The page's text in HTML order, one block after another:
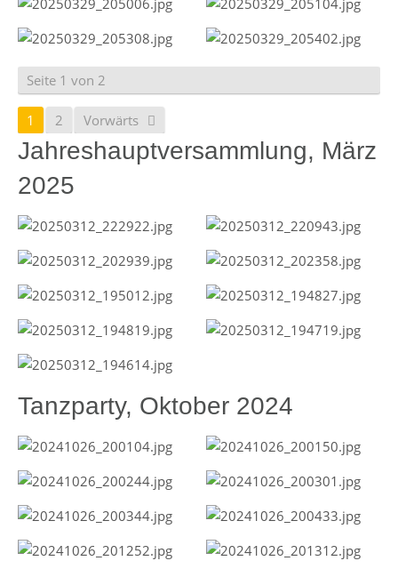
Seite 1 von 2
1 2 Vorwärts
Jahreshauptversammlung, März
2025
Tanzparty, Oktober 2024